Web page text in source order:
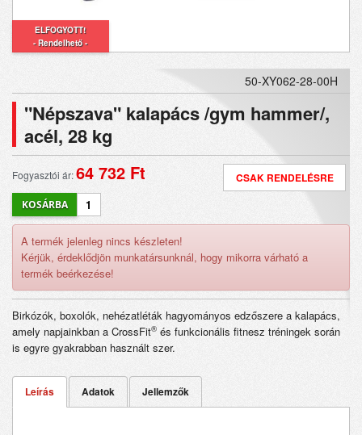
ELFOGYOTT!
- Rendelhető -
50-XY062-28-00H
"Népszava" kalapács /gym hammer/,
acél, 28 kg
Fogyasztói ár:64 732 Ft CSAK RENDELÉSRE
A termék jelenleg nincs készleten!
Kérjük, érdeklődjön munkatársunknál, hogy mikorra várható a
termék beérkezése!
Birkózók, boxolók, nehézatléták hagyományos edzőszere a kalapács,
amely napjainkban a CrossFit® és funkcionális fitnesz tréningek során
is egyre gyakrabban használt szer.
Leírás Adatok Jellemzők